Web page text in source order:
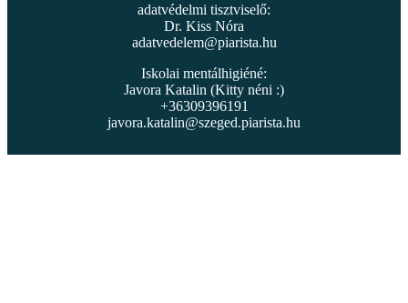
adatvédelmi tisztviselő:
Dr. Kiss Nóra
adatvedelem@piarista.hu
Iskolai mentálhigiéné:
Javora Katalin (Kitty néni :)
+36309396191
javora.katalin@szeged.piarista.hu